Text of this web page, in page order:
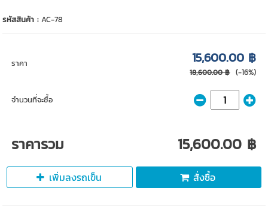
รหัสสินค้า :AC-78
ราคา 15,600.00 ฿
18,600.00 ฿ (-16%)
จำนวนที่จะซื้อ
ราคารวม 15,600.00 ฿
เพิ่มลงรถเข็น สั่งซื้อ